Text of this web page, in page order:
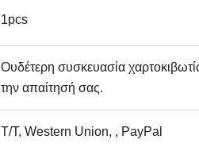
1pcs
Ουδέτερη συσκευασία
την απαίτησή σας.
T/T, Western Union, , PayPal